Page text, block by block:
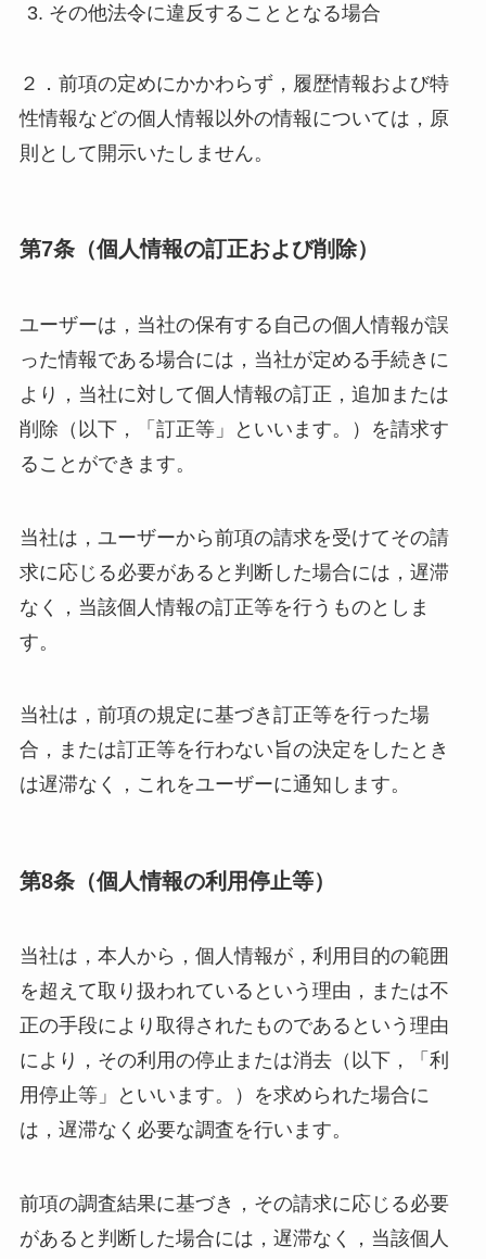
その他法令に違反することとなる場合
２．前項の定めにかかわらず，履歴情報および特
性情報などの個人情報以外の情報については，原
則として開示いたしません。
第7条（個人情報の訂正および削除）
ユーザーは，当社の保有する自己の個人情報が誤
った情報である場合には，当社が定める手続きに
より，当社に対して個人情報の訂正，追加または
削除（以下，「訂正等」といいます。）を請求す
ることができます。
当社は，ユーザーから前項の請求を受けてその請
求に応じる必要があると判断した場合には，遅滞
なく，当該個人情報の訂正等を行うものとしま
す。
当社は，前項の規定に基づき訂正等を行った場
合，または訂正等を行わない旨の決定をしたとき
は遅滞なく，これをユーザーに通知します。
第8条（個人情報の利用停止等）
当社は，本人から，個人情報が，利用目的の範囲
を超えて取り扱われているという理由，または不
正の手段により取得されたものであるという理由
により，その利用の停止または消去（以下，「利
用停止等」といいます。）を求められた場合に
は，遅滞なく必要な調査を行います。
前項の調査結果に基づき，その請求に応じる必要
があると判断した場合には，遅滞なく，当該個人